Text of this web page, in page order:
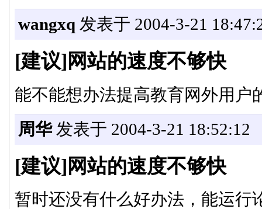
wangxq 发表于 2004-3-21
[建议]网站的速度不够快
能不能想办法提高教育网外用户
周华发表于 2004-3-21 18:52:12
[建议]网站的速度不够快
暂时还没有什么好办法，能运行